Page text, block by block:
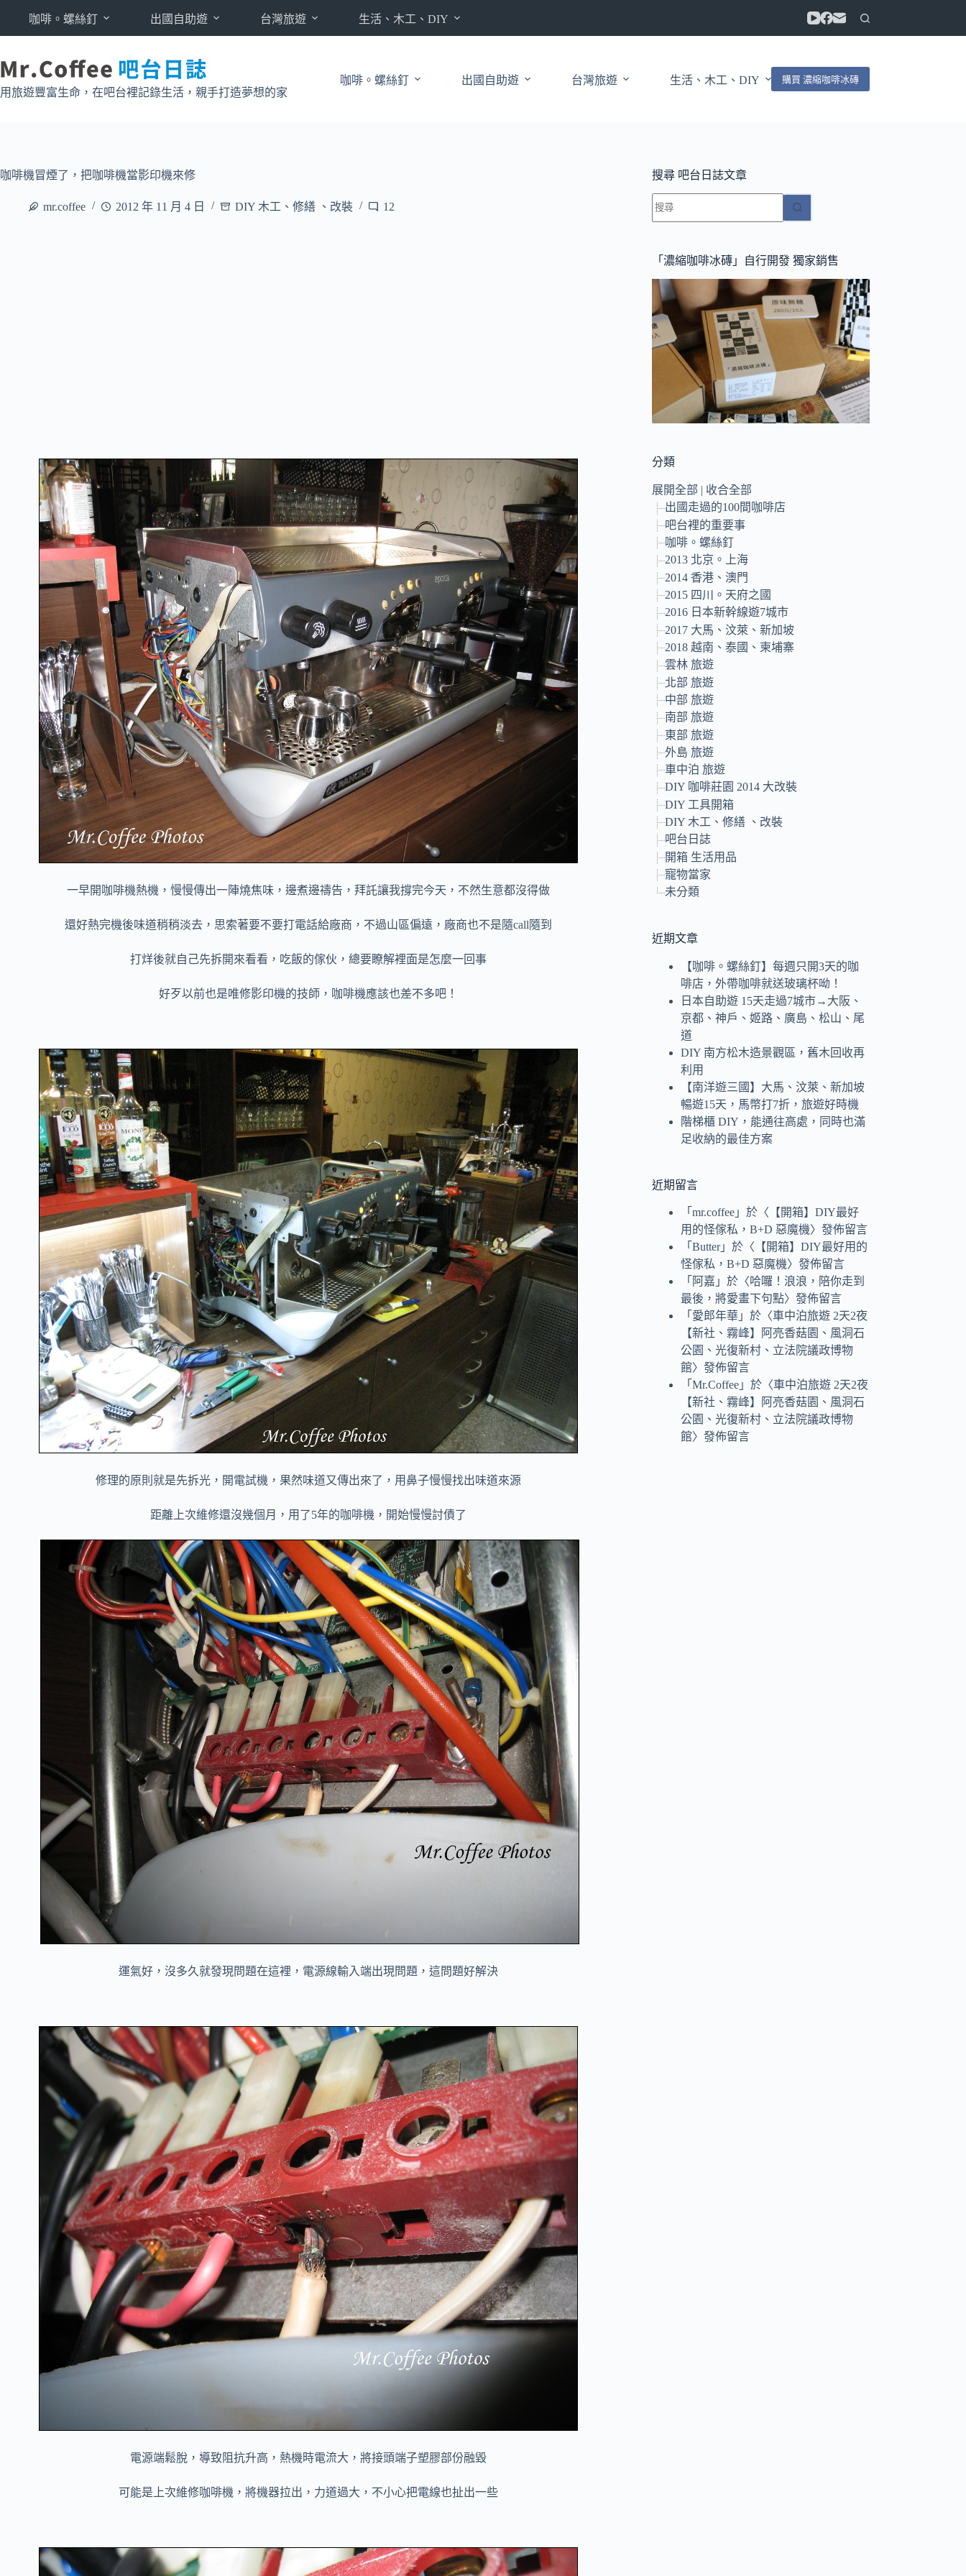
要
內
容
咖啡。螺絲釘 出國自助遊 台灣旅遊 生活、木工、DIY
用旅遊豐富生命，在吧台裡記錄生活，親手打造夢想的家
咖啡。螺絲釘 出國自助遊 台灣旅遊 生活、木工、DIY 購買 濃縮咖啡冰磚
咖啡機冒煙了，把咖啡機當影印機來修
mr.coffee 2012 年 11 月 4 日 DIY 木工、修繕 、改裝 12
一早開咖啡機熱機，慢慢傳出一陣燒焦味，邊煮邊禱告，拜託讓我撐完今天，不然生意都沒得做
還好熱完機後味道稍稍淡去，思索著要不要打電話給廠商，不過山區偏遠，廠商也不是隨call隨到
打烊後就自己先拆開來看看，吃飯的傢伙，總要瞭解裡面是怎麼一回事
好歹以前也是唯修影印機的技師，咖啡機應該也差不多吧！
修理的原則就是先拆光，開電試機，果然味道又傳出來了，用鼻子慢慢找出味道來源
距離上次維修還沒幾個月，用了5年的咖啡機，開始慢慢討債了
運氣好，沒多久就發現問題在這裡，電源線輸入端出現問題，這問題好解決
電源端鬆脫，導致阻抗升高，熱機時電流大，將接頭端子塑膠部份融毀
可能是上次維修咖啡機，將機器拉出，力道過大，不小心把電線也扯出一些
搜尋 吧台日誌文章
找
不
符
條
件
的
結
「濃縮咖啡冰磚」自行開發 獨家銷售
分類
展開全部 | 收合全部
出國走過的100間咖啡店
吧台裡的重要事
咖啡。螺絲釘
2013 北京。上海
2014 香港、澳門
2015 四川。天府之國
2016 日本新幹線遊7城市
2017 大馬、汶萊、新加坡
2018 越南、泰國、柬埔寨
雲林 旅遊
北部 旅遊
中部 旅遊
南部 旅遊
東部 旅遊
外島 旅遊
車中泊 旅遊
DIY 咖啡莊園 2014 大改裝
DIY 工具開箱
DIY 木工、修繕 、改裝
吧台日誌
開箱 生活用品
寵物當家
未分類
近期文章
【咖啡。螺絲釘】每週只開3天的咖
啡店，外帶咖啡就送玻璃杯呦！
日本自助遊 15天走過7城市→大阪、
京都、神戶、姬路、廣島、松山、尾
道
DIY 南方松木造景觀區，舊木回收再
利用
【南洋遊三國】大馬、汶萊、新加坡
暢遊15天，馬幣打7折，旅遊好時機
階梯櫃 DIY，能通往高處，同時也滿
足收納的最佳方案
近期留言
「mr.coffee 」於〈 【開箱】DIY最好
用的怪傢私，B+D 惡魔機〉發佈留言
「Butter」於〈 【開箱】DIY最好用的
怪傢私，B+D 惡魔機〉發佈留言
「 阿嘉 」於〈哈囉！浪浪，陪你走到
最後，將愛畫下句點〉發佈留言
「 愛郎年華 」於〈車中泊旅遊 2天2夜
【新社、霧峰】阿亮香菇園、風洞石
公園、光復新村、立法院議政博物
館〉發佈留言
「Mr.Coffee 」於〈車中泊旅遊 2天2夜
【新社、霧峰】阿亮香菇園、風洞石
公園、光復新村、立法院議政博物
館〉發佈留言